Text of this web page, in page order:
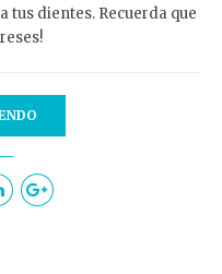
tus dientes. Recuerda que